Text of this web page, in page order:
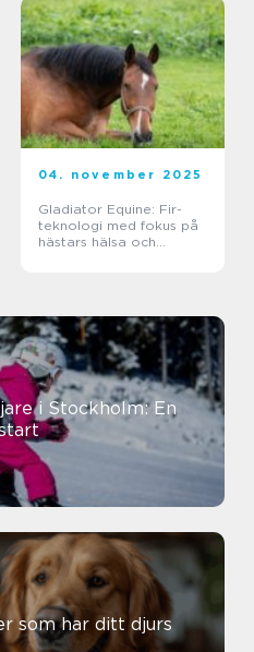
04. november 2025
Gladiator Equine: Fir-
teknologi med fokus på
hästars hälsa och
i Stockholm: En
som har ditt djurs